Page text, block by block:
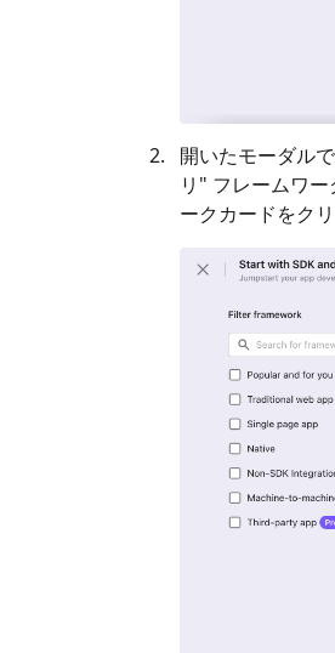
開いたモーダル
リ " フレームワ
ークカードをク